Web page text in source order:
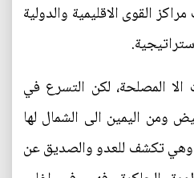
القوى الاقليمية والدولية
المصلحة، لكن التسرع في
ومن اليمين الى الشمال لها
وهي تكشف للعدو والصديق عن